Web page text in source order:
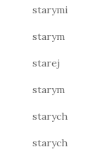
starymi
starym
starej
starym
starych
starych